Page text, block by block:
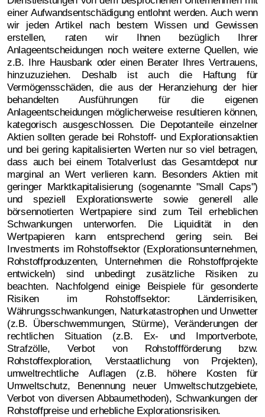
einer Aufwandsentschädigung entlohnt werden. Auch wenn
wir jeden Artikel nach bestem Wissen und Gewissen
erstellen, raten wir Ihnen bezüglich Ihrer
Anlageentscheidungen noch weitere externe Quellen, wie
z.B. Ihre Hausbank oder einen Berater Ihres Vertrauens,
hinzuzuziehen. Deshalb ist auch die Haftung für
Vermögensschäden, die aus der Heranziehung der hier
behandelten Ausführungen für die eigenen
Anlageentscheidungen möglicherweise resultieren können,
kategorisch ausgeschlossen. Die Depotanteile einzelner
Aktien sollten gerade bei Rohstoff- und Explorationsaktien
und bei gering kapitalisierten Werten nur so viel betragen,
dass auch bei einem Totalverlust das Gesamtdepot nur
marginal an Wert verlieren kann. Besonders Aktien mit
geringer Marktkapitalisierung (sogenannte "Small Caps")
und speziell Explorationswerte sowie generell alle
börsennotierten Wertpapiere sind zum Teil erheblichen
Schwankungen unterworfen. Die Liquidität in den
Wertpapieren kann entsprechend gering sein. Bei
Investments im Rohstoffsektor (Explorationsunternehmen,
Rohstoffproduzenten, Unternehmen die Rohstoffprojekte
entwickeln) sind unbedingt zusätzliche Risiken zu
beachten. Nachfolgend einige Beispiele für gesonderte
Risiken im Rohstoffsektor:
Länderrisiken,
Währungsschwankungen, Naturkatastrophen und Unwetter
(z.B. Überschwemmungen, Stürme), Veränderungen der
rechtlichen Situation (z.B. Ex- und Importverbote,
Strafzölle, Verbot von Rohstoffförderung bzw.
Rohstoffexploration, Verstaatlichung von Projekten),
umweltrechtliche Auflagen (z.B. höhere Kosten für
Umweltschutz, Benennung neuer Umweltschutzgebiete,
Verbot von diversen Abbaumethoden), Schwankungen der
Rohstoffpreise und erhebliche Explorationsrisiken.